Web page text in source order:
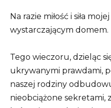
Na razie miłość i siła
wystarczającym domem.
Tego wieczoru, dzieląc
ukrywanymi prawdami,
naszej rodziny
nieobciążone sekretami,